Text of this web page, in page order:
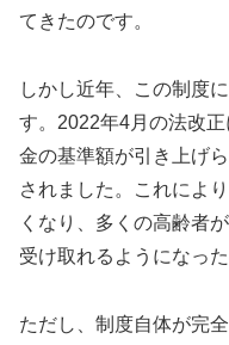
てきたのです。
しかし近年、この制度
す。2022年4月の法改
金の基準額が引き上げ
されました。これによ
くなり、多くの高齢者
受け取れるようになった
ただし、制度自体が完